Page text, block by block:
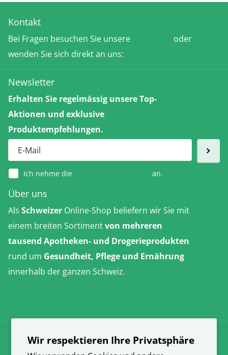
Wir respektieren Ihre Privatsphäre
Kontakt
Bei Fragen besuchen Sie unsere
oder
wenden Sie sich direkt an uns:
Newsletter
Erhalten Sie regelmässig unsere Top-
Aktionen und exklusive
Produktempfehlungen.
Ich nehme die an.
Über uns
Als Schweizer Online-Shop beliefern wir Sie mit
einem breiten Sortimentvon mehreren
tausend Apotheken- und Drogerieprodukten
rund um Gesundheit, Pflege und Ernährung
innerhalb der ganzen Schweiz.